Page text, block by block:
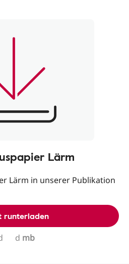
Lärm
Lärm in unserer Publikation
runterladen
d mb